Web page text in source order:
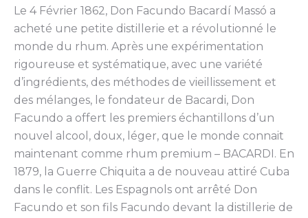
Le 4 Février 1862, Don Facundo Bacardí Massó a
acheté une petite distillerie et a révolutionné le
monde du rhum. Après une expérimentation
rigoureuse et systématique, avec une variété
d’ingrédients, des méthodes de vieillissement et
des mélanges, le fondateur de Bacardi, Don
Facundo a offert les premiers échantillons d’un
nouvel alcool, doux, léger, que le monde connait
maintenant comme rhum premium – BACARDI. En
1879, la Guerre Chiquita a de nouveau attiré Cuba
dans le conflit. Les Espagnols ont arrêté Don
Facundo et son fils Facundo devant la distillerie de